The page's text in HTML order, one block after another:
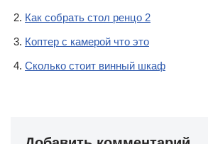
Как собрать стол ренцо 2
Коптер с камерой что это
Сколько стоит винный шкаф